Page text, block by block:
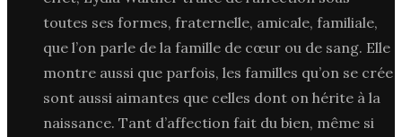
toutes ses formes, fraternelle, amicale, familiale,
que l’on parle de la famille de cœur ou de sang. Elle
montre aussi que parfois, les familles qu’on se crée
sont aussi aimantes que celles dont on hérite à la
naissance. Tant d’affection fait du bien, même si